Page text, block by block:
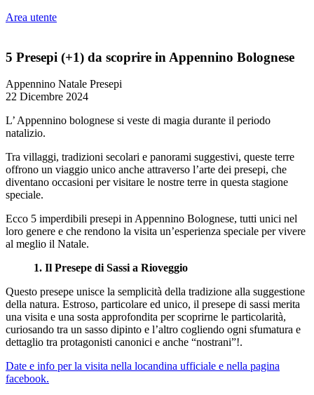
Area utente
5 Presepi (+1) da scoprire in Appennino Bolognese
Appennino Natale Presepi
22 Dicembre 2024
L’ Appennino bolognese si veste di magia durante il periodo
natalizio.
Tra villaggi, tradizioni secolari e panorami suggestivi, queste terre
offrono un viaggio unico anche attraverso l’arte dei presepi, che
diventano occasioni per visitare le nostre terre in questa stagione
speciale.
Ecco 5 imperdibili presepi in Appennino Bolognese, tutti unici nel
loro genere e che rendono la visita un’esperienza speciale per vivere
al meglio il Natale.
1. Il Presepe di Sassi a Rioveggio
Questo presepe unisce la semplicità della tradizione alla suggestione
della natura. Estroso, particolare ed unico, il presepe di sassi merita
una visita e una sosta approfondita per scoprirne le particolarità,
curiosando tra un sasso dipinto e l’altro cogliendo ogni sfumatura e
dettaglio tra protagonisti canonici e anche “nostrani”!.
Date e info per la visita nella locandina ufficiale e nella pagina
facebook.